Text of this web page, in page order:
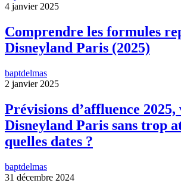
4 janvier 2025
Comprendre les formules
Disneyland Paris (2025)
baptdelmas
2 janvier 2025
Prévisions d’affluence
Disneyland Paris sans trop
quelles dates ?
baptdelmas
31 décembre 2024